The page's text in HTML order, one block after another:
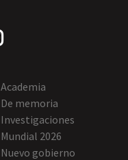
Academia
De memoria
Investigaciones
Mundial 2026
Nuevo gobierno